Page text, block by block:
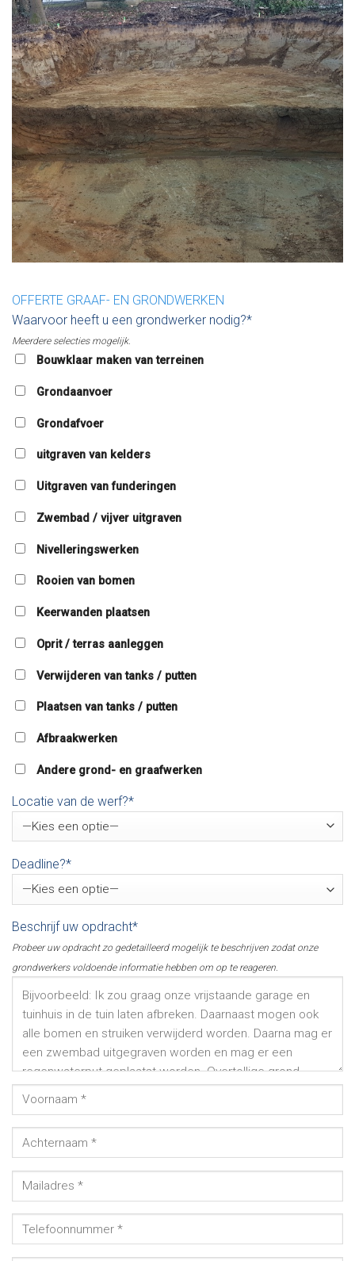
OFFERTE GRAAF- EN GRONDWERKEN
Waarvoor heeft u een grondwerker nodig?*
Meerdere selecties mogelijk.
Bouwklaar maken van terreinen
Grondaanvoer
Grondafvoer
uitgraven van kelders
Uitgraven van funderingen
Zwembad / vijver uitgraven
Nivelleringswerken
Rooien van bomen
Keerwanden plaatsen
Oprit / terras aanleggen
Verwijderen van tanks / putten
Plaatsen van tanks / putten
Afbraakwerken
Andere grond- en graafwerken
Locatie van de werf?*
Deadline?*
Beschrijf uw opdracht*
Probeer uw opdracht zo gedetailleerd mogelijk te beschrijven zodat onze
grondwerkers voldoende informatie hebben om op te reageren.